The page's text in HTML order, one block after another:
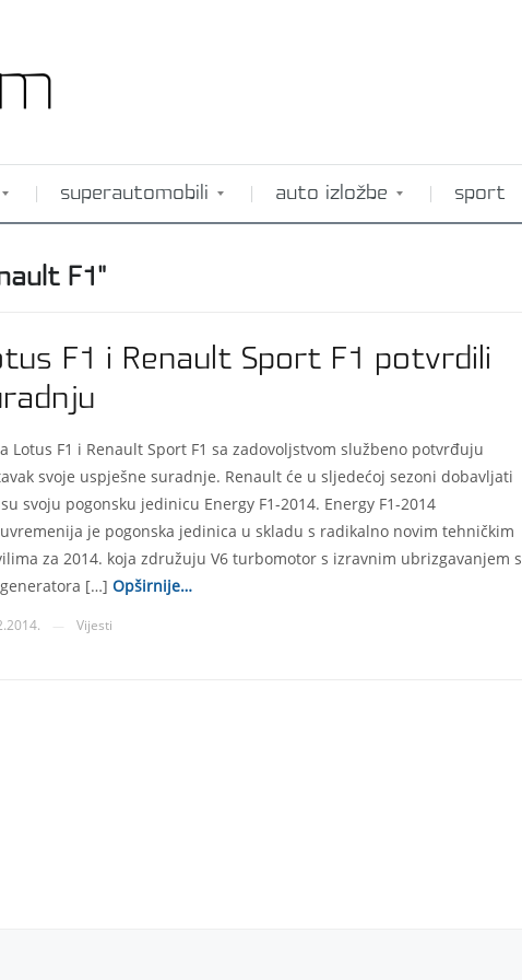
superautomobili auto izložbe sport
F1"
F1 i Renault Sport F1 potvrdili
Lotus F1 i Renault Sport F1 sa zadovoljstvom službeno potvrđuju
svoje uspješne suradnje. Renault će u sljedećoj sezoni dobavljati
svoju pogonsku jedinicu Energy F1-2014. Energy F1-2014
je pogonska jedinica u skladu s radikalno novim tehničkim
za 2014. koja združuju V6 turbomotor s izravnim ubrizgavanjem s
[…] Opširnije…
Vijesti